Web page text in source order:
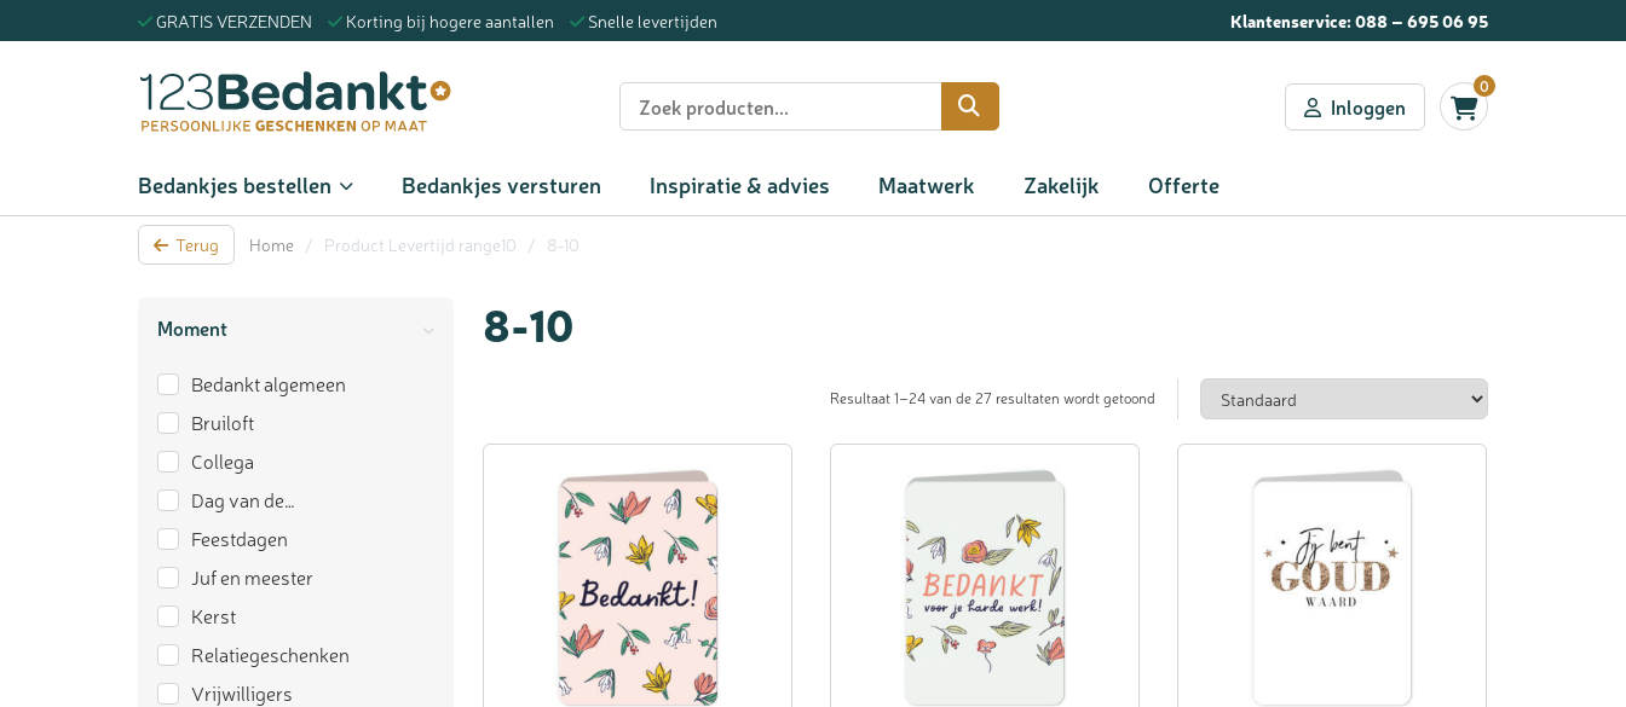
GRATIS VERZENDEN Korting bij hogere aantallen Snelle levertijden Klantenservice:088 – 695 06 95
Inloggen
0
Bedankjes bestellen Bedankjes versturen Inspiratie & advies Maatwerk Zakelijk Offerte
Terug Home / Product Levertijd range10 / 8-10
Moment
Bedankt algemeen
Bruiloft
Collega
Dag van de…
Feestdagen
Juf en meester
Kerst
Relatiegeschenken
Vrijwilligers
8-10
Resultaat 1–24 van de 27 resultaten wordt getoond